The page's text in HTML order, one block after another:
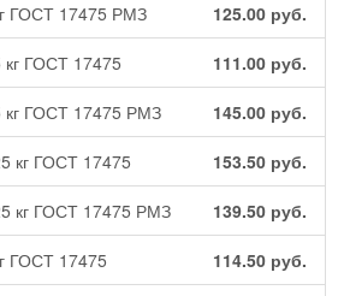
ГОСТ 17475 РМЗ 125.00 руб.
кг ГОСТ 17475 111.00 руб.
кг ГОСТ 17475 РМЗ 145.00 руб.
кг ГОСТ 17475 153.50 руб.
кг ГОСТ 17475 РМЗ 139.50 руб.
ГОСТ 17475 114.50 руб.